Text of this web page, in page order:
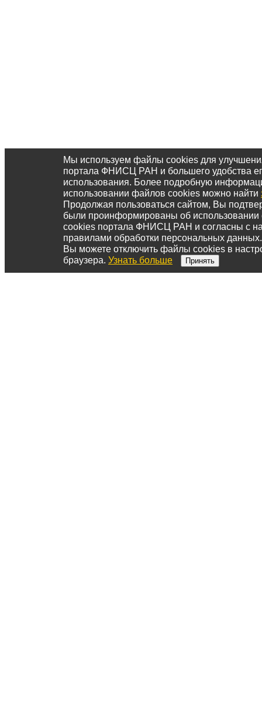
Мы используем файлы cookies для
портала ФНИСЦ РАН и большего удобства
использования. Более подробную
использовании файлов cookies можно найти
Продолжая пользоваться сайтом, Вы
были проинформированы об
cookies портала ФНИСЦ РАН и согласны с
правилами обработки персональных данных.
Вы можете отключить файлы cookies в
браузера. Узнать больше Принять